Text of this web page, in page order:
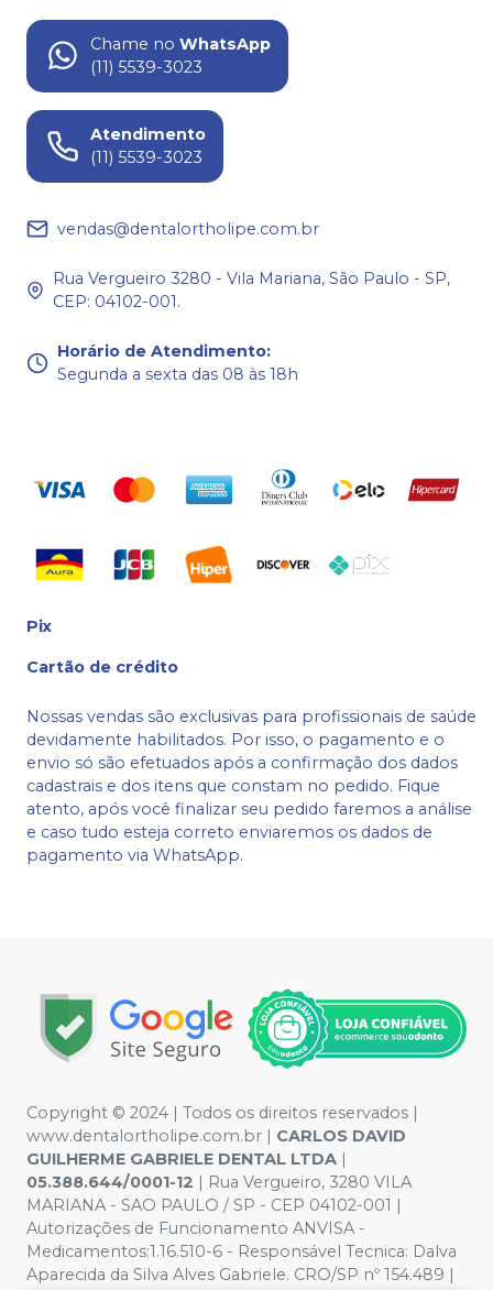
Chame no WhatsApp
(11) 5539-3023
Atendimento
(11) 5539-3023
vendas@dentalortholipe.com.br
Rua Vergueiro 3280 - Vila Mariana, São Paulo - SP,
CEP: 04102-001.
Horário de Atendimento:
Segunda a sexta das 08 às 18h
Pix
Cartão de crédito
Nossas vendas são exclusivas para profissionais de saúde
devidamente habilitados. Por isso, o pagamento e o
envio só são efetuados após a confirmação dos dados
cadastrais e dos itens que constam no pedido. Fique
atento, após você finalizar seu pedido faremos a análise
e caso tudo esteja correto enviaremos os dados de
pagamento via WhatsApp.
Copyright © 2024 | Todos os direitos reservados |
www.dentalortholipe.com.br | CARLOS DAVID
GUILHERME GABRIELE DENTAL LTDA |
05.388.644/0001-12 | Rua Vergueiro, 3280 VILA
MARIANA - SAO PAULO / SP - CEP 04102-001 |
Autorizações de Funcionamento ANVISA -
Medicamentos:1.16.510-6 - Responsável Tecnica: Dalva
Aparecida da Silva Alves Gabriele. CRO/SP nº 154.489 |